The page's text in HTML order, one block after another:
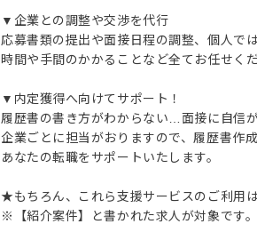
▼企業との調整や交渉を代行
応募書類の提出や面接日程の調整、個人で
時間や手間のかかることなど全てお任せくだ
▼内定獲得へ向けてサポート！
履歴書の書き方がわからない…面接に自信
企業ごとに担当がおりますので、履歴書作
あなたの転職をサポートいたします。
★もちろん、これら支援サービスのご利用
※【紹介案件】と書かれた求人が対象です。